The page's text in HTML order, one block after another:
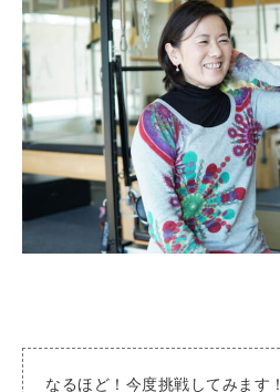
なるほど！今度挑戦してみます！